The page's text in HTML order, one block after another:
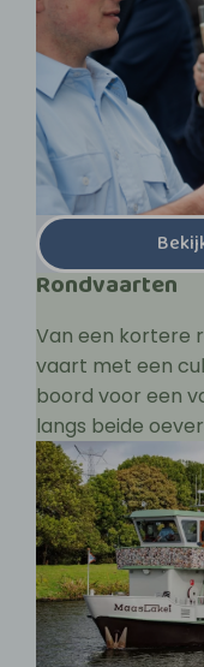
Rondvaarten
Van een kortere
vaart met een
boord voor een
langs beide